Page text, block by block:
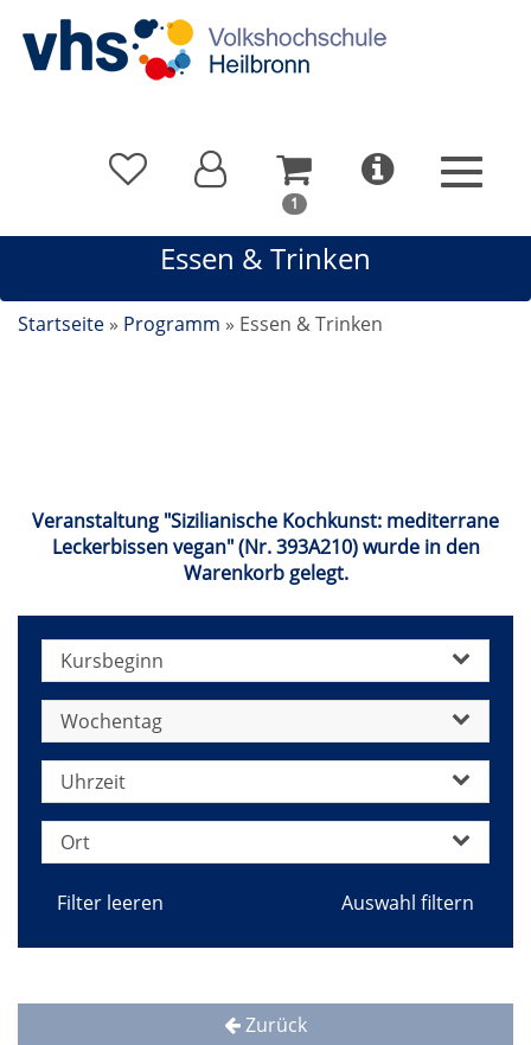
1 In
Warenkorb
sich
1
Essen & Trinken
Startseite » Programm » Essen & Trinken
Veranstaltung "Sizilianische Kochkunst: mediterrane
Leckerbissen vegan" (Nr. 393A210) wurde in den
Warenkorb gelegt.
Kursbeginn
Wochentag
Uhrzeit
Ort
Filter leeren
Zurück